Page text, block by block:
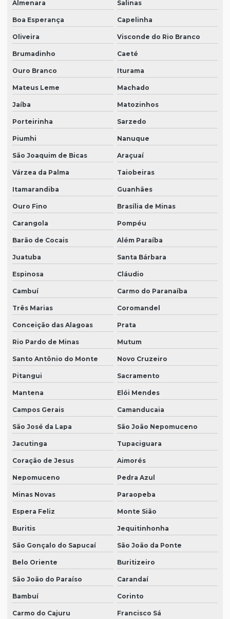
Almenara Salinas
Boa Esperança Capelinha
Oliveira Visconde do Rio Branco
Brumadinho Caeté
Ouro Branco Iturama
Mateus Leme Machado
Jaíba Matozinhos
Porteirinha Sarzedo
Piumhi Nanuque
São Joaquim de Bicas Araçuaí
Várzea da Palma Taiobeiras
Itamarandiba Guanhães
Ouro Fino Brasília de Minas
Carangola Pompéu
Barão de Cocais Além Paraíba
Juatuba Santa Bárbara
Espinosa Cláudio
Cambuí Carmo do Paranaíba
Três Marias Coromandel
Conceição das Alagoas Prata
Rio Pardo de Minas Mutum
Santo Antônio do Monte Novo Cruzeiro
Pitangui Sacramento
Mantena Elói Mendes
Campos Gerais Camanducaia
São José da Lapa São João Nepomuceno
Jacutinga Tupaciguara
Coração de Jesus Aimorés
Nepomuceno Pedra Azul
Minas Novas Paraopeba
Espera Feliz Monte Sião
Buritis Jequitinhonha
São Gonçalo do Sapucaí São João da Ponte
Belo Oriente Buritizeiro
São João do Paraíso Carandaí
Bambuí Corinto
Carmo do Cajuru Francisco Sá